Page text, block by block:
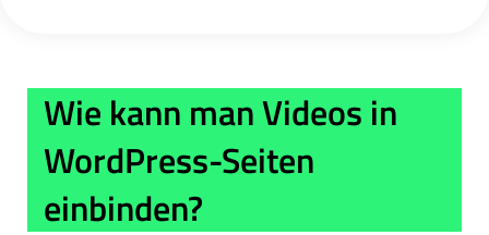
Wie kann man Videos in
WordPress-Seiten
einbinden?